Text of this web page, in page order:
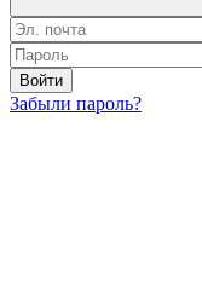
Войти
Забыли пароль?